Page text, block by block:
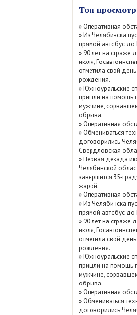
Июль 2026 (77)
Июнь 2026 (52)
Май 2026 (69)
Апрель 2026
Март 2026 (79)
Показать /
архив
Топ
» Оперативная
»Из Челябинска
прямой автобус
» 90 лет на страже
июля,
отметила свой день
рождения.
»Южноуральские
пришли на помощь
мужчине,
обрыва.
» Оперативная
» Обмениваться
договорились
Свердловская
»Первая декада
Челябинской
завершится
жарой.
» Оперативная
»Из Челябинска
прямой автобус
» 90 лет на страже
июля,
отметила свой день
рождения.
»Южноуральские
пришли на помощь
мужчине,
обрыва.
» Оперативная
» Обмениваться
договорились